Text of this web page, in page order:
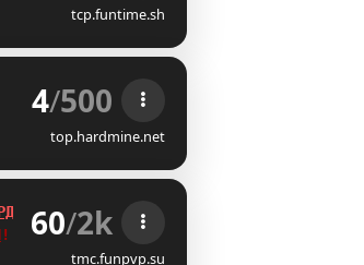
tcp.funtime.sh
4/500
top.hardmine.net
! 60/2k
tmc.funpvp.su